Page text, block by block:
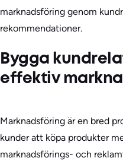
marknadsföring genom
rekommendationer.
Bygga
effektiv
Marknadsföring är en bred
kunder att köpa produkter
marknadsförings- och